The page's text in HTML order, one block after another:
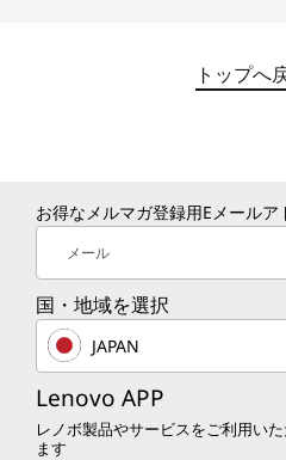
強化され
バッテリー駆動時間
本体カラー
製品仕様書
2026年2月10日
Lenovo V14 Gen 6
ARP（83UT000XJP/83UT000YJP/
注記:
ポート、安定した有線ネッ
Ethernet（RJ45）ポート、
ように対応しますか？
AMD Ryzen™ プロセッサー
ラフィックスを搭載した
チ AMD) ノートPCは、マル
す。デュアルスロットメモ
り、パフォーマンスを低下
プリケーションを同時に実行
Gen 4 SSD を搭載しており
の高速アクセスを実現する
ワークフローにも適していま
トップへ
お得なメルマガ登録用Eメールア
メール
国・地域を選択
JAPAN
Lenovo APP
レノボ製品やサービスをご利用い
ます